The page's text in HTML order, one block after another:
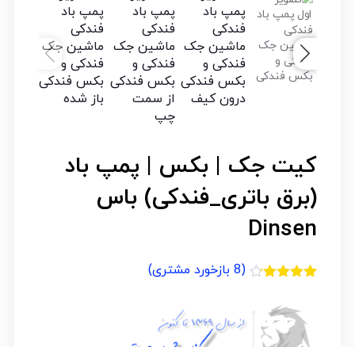
کیت جک | بکس | پمپ باد
(برق باتری_فندکی) باس
Dinsen
در
امتیازدهی
مشتری
(
8 بازخورد مشتری)